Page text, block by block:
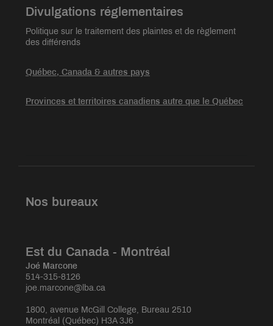
Divulgations réglementaires
Politique sur le traitement des plaintes et de règlement
des différends
Québec, Canada & autres pays
Provinces et territoires canadiens autre que le Québec
Nos bureaux
Est du Canada - Montréal
Joé Marcone
514-315-8126
joe.marcone@lba.ca
1800, avenue McGill College, Bureau 2510
Montréal (Québec) H3A 3J6